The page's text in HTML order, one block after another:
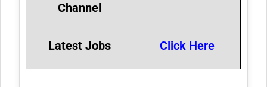
Channel
Latest Jobs Click Here